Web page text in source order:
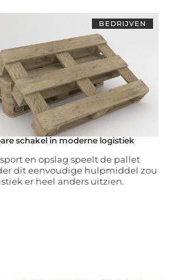
BEDRIJVEN
schakel in moderne logistiek
en opslag speelt de pallet
dit eenvoudige hulpmiddel zou
er heel anders uitzien.